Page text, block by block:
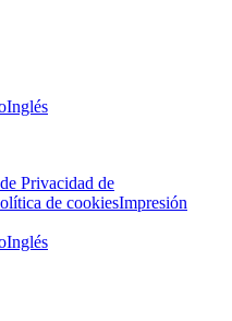
Inglés
Privacidad de
de cookiesImpresión
Inglés